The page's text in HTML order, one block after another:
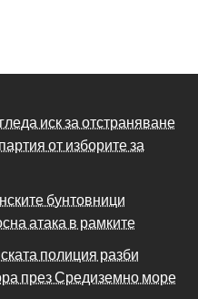
иск за отстраняване
от изборите за
бунтовници
атака в рамките
полиция разби
през Средиземно море